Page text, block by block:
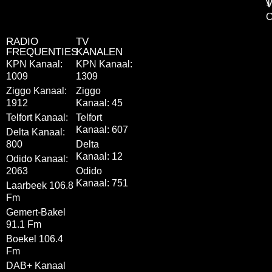
RADIO
FREQUENTIES
KPN Kanaal:
1009
Ziggo Kanaal:
1912
Telfort Kanaal:
Delta Kanaal:
800
Odido Kanaal:
2063
Laarbeek 106.8
Fm
Gemert-Bakel
91.1 Fm
Boekel 106.4
Fm
DAB+ Kanaal
TV
KANALEN
KPN Kanaal:
1309
Ziggo
Kanaal: 45
Telfort
Kanaal: 607
Delta
Kanaal: 12
Odido
Kanaal: 751